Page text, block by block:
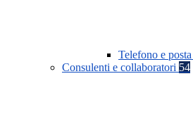
Telefono e
Consulenti e collaboratori 54